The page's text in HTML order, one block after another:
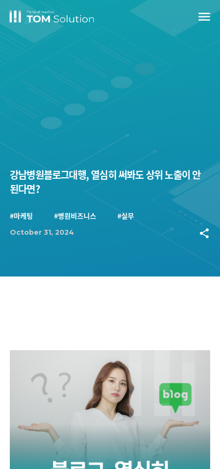
menu
강남병원블로그대행, 열심히 써봐도 상위 노출이 안
된다면?
#마케팅 #병원비즈니스 #실무
October 31, 2024 share